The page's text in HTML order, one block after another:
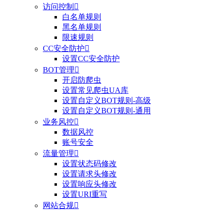
访问控制 
白名单规则
黑名单规则
限速规则
CC安全防护
设置CC安全防护
BOT管理
开启防爬虫
设置常见爬虫UA库
设置自定义BOT规则-高级
设置自定义BOT规则-通用
业务风控
数据风控
账号安全
流量管理
设置状态码修改
设置请求头修改
设置响应头修改
设置URI重写
网站合规